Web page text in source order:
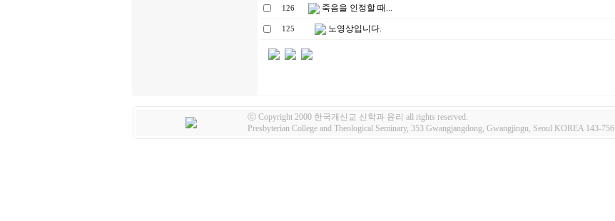
126 죽음을 인정할 때...
125 노영상입니다.
ⓒ Copyright 2000 한국개신교 신학과 윤리 all rights reserved.
Presbyterian College and Theological Seminary, 353 Gwangjangdong, Gwangjingu, Seoul KOREA 143-756